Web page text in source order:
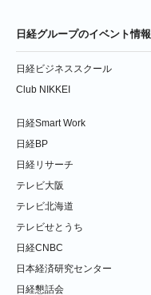
日経グループのイベント情報
日経ビジネススクール
Club NIKKEI
日経Smart Work
日経BP
日経リサーチ
テレビ大阪
テレビ北海道
テレビせとうち
日経CNBC
日本経済研究センター
日経懇話会